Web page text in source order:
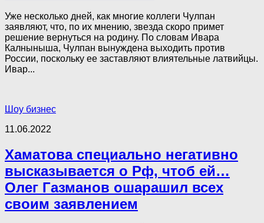
Уже несколько дней, как многие коллеги Чулпан
заявляют, что, по их мнению, звезда скоро примет
решение вернуться на родину. По словам Ивара
Калныныша, Чулпан вынуждена выходить против
России, поскольку ее заставляют влиятельные латвийцы.
Ивар...
Шоу бизнес
11.06.2022
Хаматова специально негативно
высказывается о Рф, чтоб ей…
Олег Газманов ошарашил всех
своим заявлением